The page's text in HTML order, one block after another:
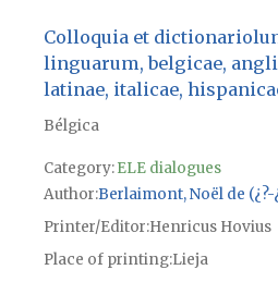
Colloquia et
linguarum, belgicae,
latinae, italicae,
Bélgica
Category:ELE dialogues
Author Berlaimont, Noël de (¿?-
Printer/Editor Henricus Hovius
Place of printingLieja